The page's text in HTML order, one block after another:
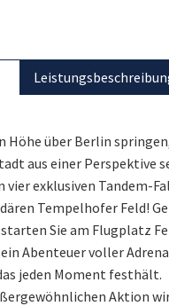
Höhe über Berlin
aus einer Perspektive
vier exklusiven Tandem-
Tempelhofer Feld!
Sie am Flugplatz
Abenteuer voller
jeden Moment festhält.
Aktion